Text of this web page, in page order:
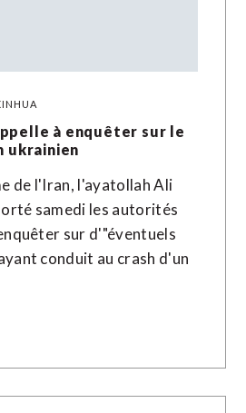
à enquêter sur le
ukrainien
de l'Iran, l'ayatollah Ali
samedi les autorités
sur d'"éventuels
conduit au crash d'un